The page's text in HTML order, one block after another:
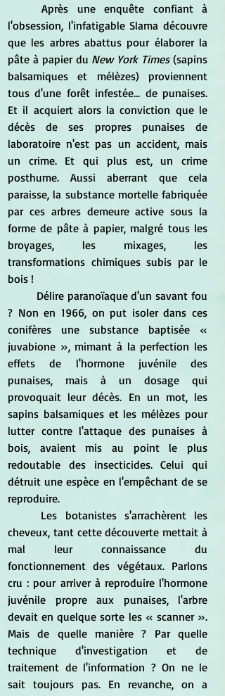
	Après une enquête confiant à
l'obsession, l'infatigable Slama découvre
que les arbres abattus pour élaborer la
pâte à papier du New York Times (sapins
balsamiques et mélèzes) proviennent
tous d'une forêt infestée... de punaises.
Et il acquiert alors la conviction que le
décès de ses propres punaises de
laboratoire n'est pas un accident, mais
un crime. Et qui plus est, un crime
posthume. Aussi aberrant que cela
paraisse, la substance mortelle fabriquée
par ces arbres demeure active sous la
forme de pâte à papier, malgré tous les
broyages, les mixages, les
transformations chimiques subis par le
bois !
? Non en 1966, on put isoler dans ces
conifères une substance baptisée «
juvabione », mimant à la perfection les
effets de l'hormone juvénile des
punaises, mais à un dosage qui
provoquait leur décès. En un mot, les
sapins balsamiques et les mélèzes pour
lutter contre l'attaque des punaises à
bois, avaient mis au point le plus
redoutable des insecticides. Celui qui
détruit une espèce en l'empêchant de se
reproduire.
cheveux, tant cette découverte mettait à
mal leur connaissance du
fonctionnement des végétaux. Parlons
cru : pour arriver à reproduire l'hormone
juvénile propre aux punaises, l'arbre
devait en quelque sorte les « scanner ».
Mais de quelle manière ? Par quelle
technique d'investigation et de
traitement de l'information ? On ne le
sait toujours pas. En revanche, on a